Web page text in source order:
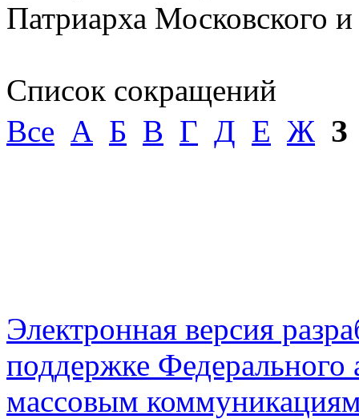
Патриарха Московского
Список сокращений
Все А Б В Г Д Е Ж З
Электронная версия
поддержке Федерального
массовым